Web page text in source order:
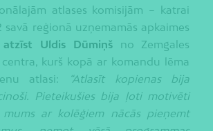
atlases komisijām – katrai
savā reģionā uzņemamās apkaimes
Uldis Dūmiņšno Zemgales
kurš kopā ar komandu lēma
atlasi:
“Atlasīt kopienas bija
Pieteikušies bija ļoti motivēti
ar kolēģiem nācās pieņemt